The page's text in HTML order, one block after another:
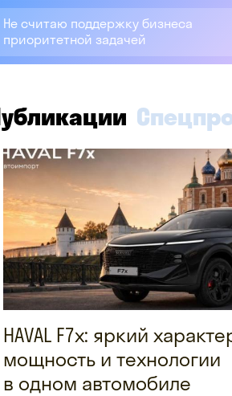
Не считаю поддержку бизнеса
приоритетной задачей
HAVAL F7x: яркий
мощность и технологии
в одном автомобиле